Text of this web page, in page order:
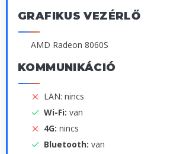
GRAFIKUS VEZÉRLŐ
AMD Radeon 8060S
KOMMUNIKÁCIÓ
LAN: nincs
Wi-Fi: van
4G: nincs
Bluetooth: van